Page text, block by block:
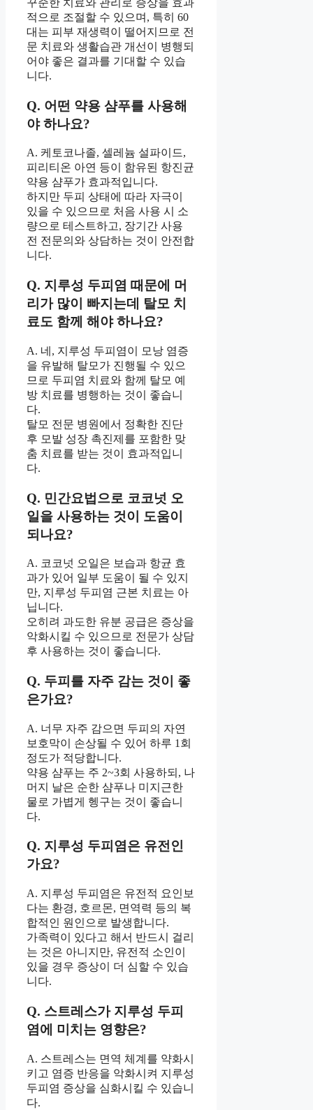
꾸준한 치료와 관리로 증상을 효과
적으로 조절할 수 있으며, 특히 60
대는 피부 재생력이 떨어지므로 전
문 치료와 생활습관 개선이 병행되
어야 좋은 결과를 기대할 수 있습
니다.
Q. 어떤 약용 샴푸를 사용해
야 하나요?
A. 케토코나졸, 셀레늄 설파이드,
피리티온 아연 등이 함유된 항진균
약용 샴푸가 효과적입니다.
하지만 두피 상태에 따라 자극이
있을 수 있으므로 처음 사용 시 소
량으로 테스트하고, 장기간 사용
전 전문의와 상담하는 것이 안전합
니다.
Q. 지루성 두피염 때문에 머
리가 많이 빠지는데 탈모 치
료도 함께 해야 하나요?
A. 네, 지루성 두피염이 모낭 염증
을 유발해 탈모가 진행될 수 있으
므로 두피염 치료와 함께 탈모 예
방 치료를 병행하는 것이 좋습니
다.
탈모 전문 병원에서 정확한 진단
후 모발 성장 촉진제를 포함한 맞
춤 치료를 받는 것이 효과적입니
다.
Q. 민간요법으로 코코넛 오
일을 사용하는 것이 도움이
되나요?
A. 코코넛 오일은 보습과 항균 효
과가 있어 일부 도움이 될 수 있지
만, 지루성 두피염 근본 치료는 아
닙니다.
오히려 과도한 유분 공급은 증상을
악화시킬 수 있으므로 전문가 상담
후 사용하는 것이 좋습니다.
Q. 두피를 자주 감는 것이 좋
은가요?
A. 너무 자주 감으면 두피의 자연
보호막이 손상될 수 있어 하루 1회
정도가 적당합니다.
약용 샴푸는 주 2~3회 사용하되, 나
머지 날은 순한 샴푸나 미지근한
물로 가볍게 헹구는 것이 좋습니
다.
Q. 지루성 두피염은 유전인
가요?
A. 지루성 두피염은 유전적 요인보
다는 환경, 호르몬, 면역력 등의 복
합적인 원인으로 발생합니다.
가족력이 있다고 해서 반드시 걸리
는 것은 아니지만, 유전적 소인이
있을 경우 증상이 더 심할 수 있습
니다.
Q. 스트레스가 지루성 두피
염에 미치는 영향은?
A. 스트레스는 면역 체계를 약화시
키고 염증 반응을 악화시켜 지루성
두피염 증상을 심화시킬 수 있습니
다.